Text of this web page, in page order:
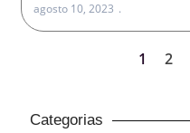
agosto 10, 2023
1 2
Categorias